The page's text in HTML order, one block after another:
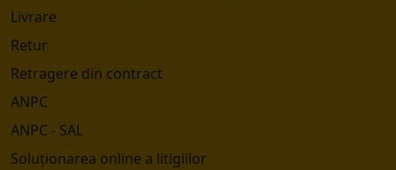
Livrare
Retur
Retragere din contract
ANPC
ANPC - SAL
Soluționarea online a litigiilor